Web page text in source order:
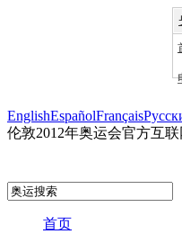
EnglishEspañolFrançais
伦敦2012年奥运会官方互
首页